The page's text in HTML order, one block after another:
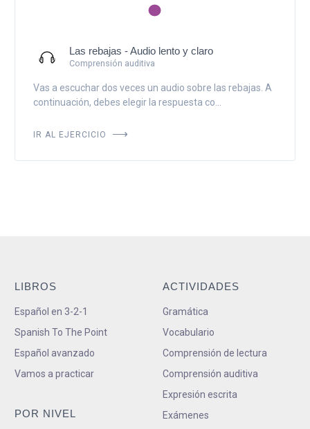
Las rebajas - Audio lento y claro
Comprensión auditiva
Vas a escuchar dos veces un audio sobre las rebajas. A
continuación, debes elegir la respuesta co...
IR AL EJERCICIO
LIBROS
Español en 3-2-1
Spanish To The Point
Español avanzado
Vamos a practicar
POR NIVEL
ACTIVIDADES
Gramática
Vocabulario
Comprensión de lectura
Comprensión auditiva
Expresión escrita
Exámenes